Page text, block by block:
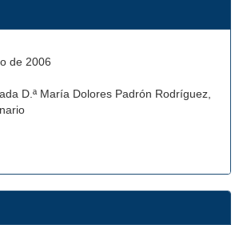
de 2006
D.ª María Dolores Padrón Rodríguez,